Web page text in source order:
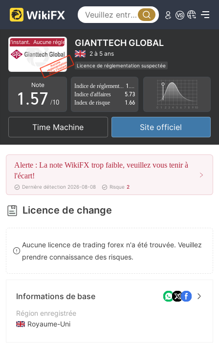
l'instant. Aucune réglementation pour l'instant.
GIANTTECH GLOBAL
2 à 5 ans
Licence de réglementation suspectée
Région d'affaires suspectée
Risque élevé potentiel
Note
0
1
2
3
4
5
6
7
8
9
.
1
2
3
4
5
6
7
8
9
3
4
5
6
7
8
9
/10
Indice d'affaires
5.73
Index de risque
1.66
Time Machine Site officiel
Alerte : La note WikiFX trop faible, veuillez vous tenir à
l'écart!
Dernière détection 2026-08-08 Risque 2
Licence de change
Aucune licence de trading forex n'a été trouvée. Veuillez
prendre connaissance des risques.
Informations de base
Région enregistrée
Royaume-Uni